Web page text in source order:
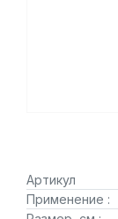
Артикул
Применение :